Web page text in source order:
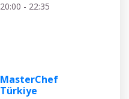
20:00 - 22:35
MasterChef
Türkiye